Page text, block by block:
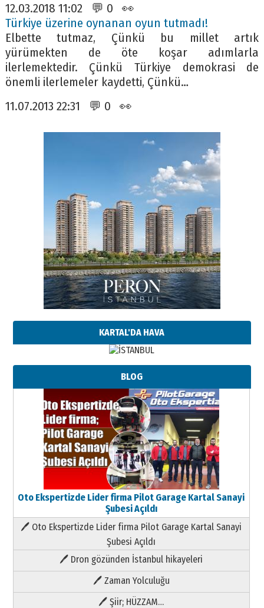
12.03.2018 11:02 💬 0 👀
Türkiye üzerine oynanan oyun tutmadı!
Elbette tutmaz, Çünkü bu millet artık
yürümekten de öte koşar adımlarla
ilerlemektedir. Çünkü Türkiye demokrasi de
önemli ilerlemeler kaydetti, Çünkü…
11.07.2013 22:31 💬 0 👀
KARTAL'DA HAVA
BLOG
Oto Ekspertizde Lider firma Pilot Garage Kartal Sanayi
Şubesi Açıldı
🖊 Oto Ekspertizde Lider firma Pilot Garage Kartal Sanayi
Şubesi Açıldı
🖊 Dron gözünden İstanbul hikayeleri
🖊 Zaman Yolculuğu
🖊 Şiir; HÜZZAM…